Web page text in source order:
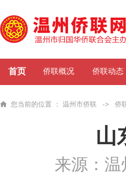
首页 侨联概况 侨联动态
您当前的位置 ： 温州市侨联 -> 侨
山
来源：温